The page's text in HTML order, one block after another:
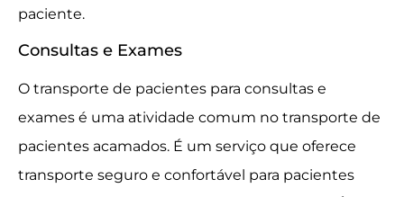
paciente.
Consultas e Exames
O transporte de pacientes para consultas e
exames é uma atividade comum no transporte de
pacientes acamados. É um serviço que oferece
transporte seguro e confortável para pacientes